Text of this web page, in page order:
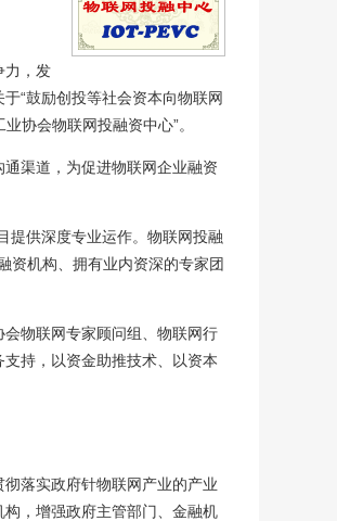
力，发
“鼓励创投等社会资本向物联网
协会物联网投融资中心”。
渠道，为促进物联网企业融资
提供深度专业运作。物联网投融
资机构、拥有业内资深的专家团
物联网专家顾问组、物联网行
持，以资金助推技术、以资本
落实政府针物联网产业的产业
，增强政府主管部门、金融机